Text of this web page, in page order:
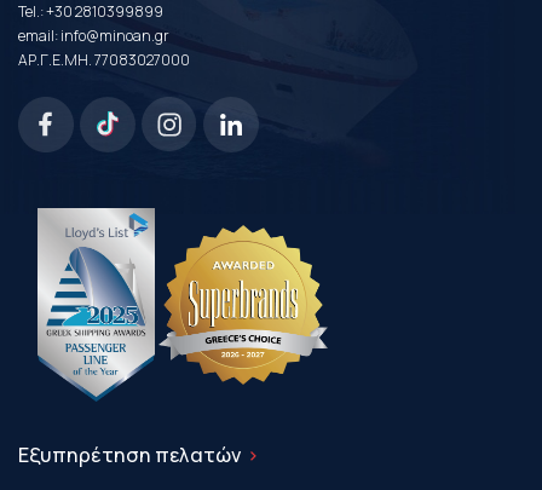
Tel.:+30 2810399899
email:info@minoan.gr
ΑΡ.Γ.Ε.ΜΗ. 77083027000
Εξυπηρέτηση πελατών